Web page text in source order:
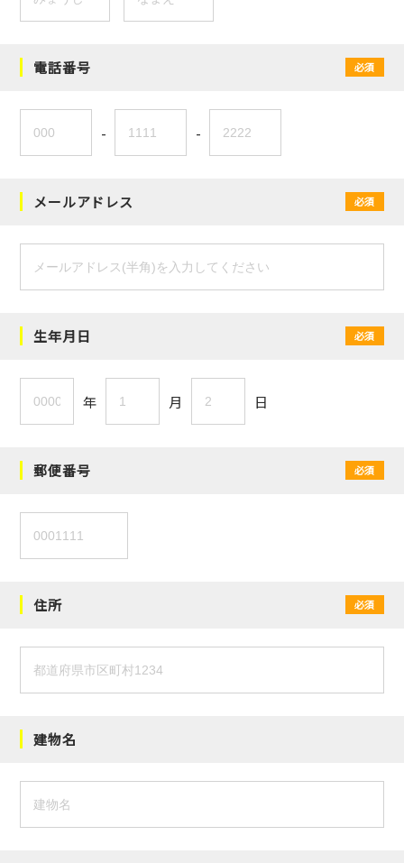
電話番号 必須
- -
メールアドレス 必須
生年月日 必須
年 月 日
郵便番号 必須
住所 必須
建物名